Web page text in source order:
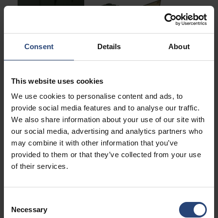
Consent Details About
This website uses cookies
We use cookies to personalise content and ads, to
provide social media features and to analyse our traffic.
We also share information about your use of our site with
our social media, advertising and analytics partners who
may combine it with other information that you’ve
provided to them or that they’ve collected from your use
of their services.
Selection
Necessary
Protecție esențială pentru
misiuni
Programele din domeniul apărării depind de livrarea
echipamentelor în condiții de siguranță, în conformitate cu
standardele și gata de utilizare. Nefab oferă soluții de
ambalare personalizate și soluții logistice integrate care
contribuie la reducerea riscurilor pe parcursul depozitării,
sisteme grele și piese de schimb, sprijinim organizațiile